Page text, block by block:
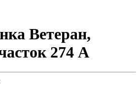
Ветеран,
274 А